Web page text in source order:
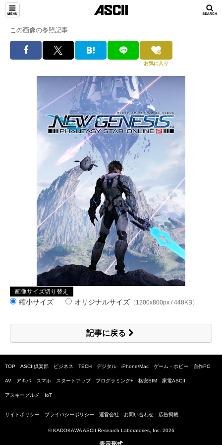
この画像の参照記事
お気に入り
画像サイズ切り替え
縮小サイズ オリジナルサイズ （1200x800px / 448KB）
記事に戻る
TOP ASCII倶楽部 ビジネス TECH デジタル iPhone/Mac ゲーム・ホビー 自作PC
AV アキバ スマホ スタートアップ プログラミング+ 格安SIM 家電ASCII
アスキーグルメ IoT
サイトポリシー プライバシーポリシー 運営会社 お問い合わせ 広告掲載
© KADOKAWA ASCII Research Laboratories, Inc. 2026